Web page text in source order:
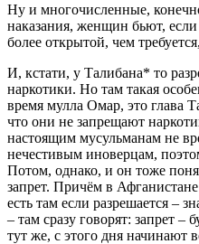
Ну и многочисленные,
наказания, женщин бьют,
более открытой, чем
И, кстати, у Талибана* то
наркотики. Но там такая
время мулла Омар, это глава
что они не запрещают
настоящим мусульманам не
нечестивым иноверцам,
Потом, однако, и он тоже
запрет. Причём в
есть там если разрешается –
– там сразу говорят: запрет –
тут же, с этого дня начинают